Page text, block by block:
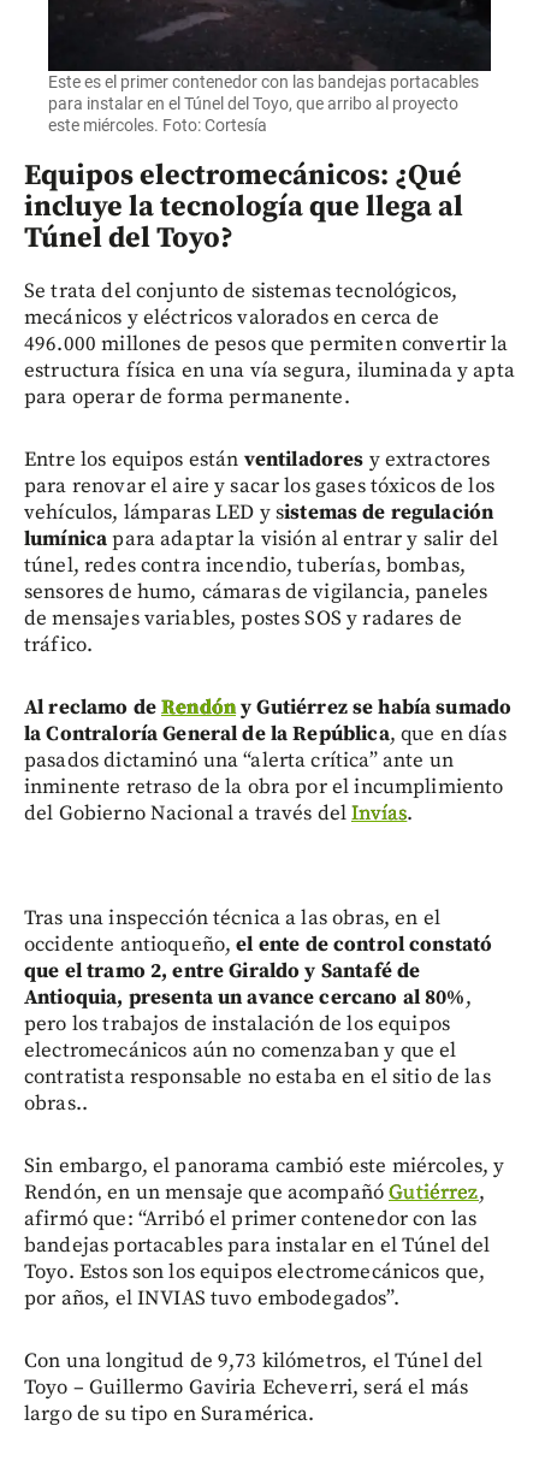
Este es el primer contenedor con las bandejas portacables
para instalar en el Túnel del Toyo, que arribo al proyecto
este miércoles. Foto: Cortesía
Equipos electromecánicos: ¿Qué
incluye la tecnología que llega al
Túnel del Toyo?
Se trata del conjunto de sistemas tecnológicos,
mecánicos y eléctricos valorados en cerca de
496.000 millones de pesos que permiten convertir la
estructura física en una vía segura, iluminada y apta
para operar de forma permanente.
Entre los equipos están ventiladores y extractores
para renovar el aire y sacar los gases tóxicos de los
vehículos, lámparas LED y sistemas de regulación
lumínicapara adaptar la visión al entrar y salir del
túnel, redes contra incendio, tuberías, bombas,
sensores de humo, cámaras de vigilancia, paneles
de mensajes variables, postes SOS y radares de
tráfico.
Al reclamo deRendóny Gutiérrez se había sumado
la Contraloría General de la República, que en días
pasados dictaminó una “alerta crítica” ante un
inminente retraso de la obra por el incumplimiento
del Gobierno Nacional a través delInvías.
Tras una inspección técnica a las obras, en el
occidente antioqueño,el ente de control constató
que el tramo 2, entre Giraldo y Santafé de
Antioquia, presenta un avance cercano al 80%,
pero los trabajos de instalación de los equipos
electromecánicos aún no comenzaban y que el
contratista responsable no estaba en el sitio de las
obras..
Sin embargo, el panorama cambió este miércoles, y
Rendón, en un mensaje que acompañóGutiérrez,
afirmó que: “Arribó el primer contenedor con las
bandejas portacables para instalar en el Túnel del
Toyo. Estos son los equipos electromecánicos que,
por años, el INVIAS tuvo embodegados”.
Con una longitud de 9,73 kilómetros, el Túnel del
Toyo – Guillermo Gaviria Echeverri, será el más
largo de su tipo en Suramérica.